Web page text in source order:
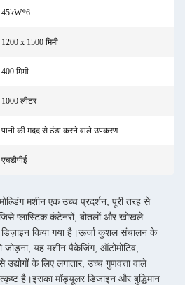
45kW*6
1200 x 1500 मिमी
400 मिमी
1000 लीटर
पानी की मदद से ठंडा करने वाले उपकरण
एचडीपीई
मशीन एक उच्च प्रदर्शन, पूरी तरह से
प्लास्टिक कंटेनरों, बोतलों और खोखले
डिज़ाइन किया गया है।ऊर्जा कुशल संचालन के
जोड़ना, यह मशीन पैकेजिंग, ऑटोमोटिव,
के लिए लगातार, उच्च गुणवत्ता वाले
है।इसका मॉड्यूलर डिजाइन और बुद्धिमान